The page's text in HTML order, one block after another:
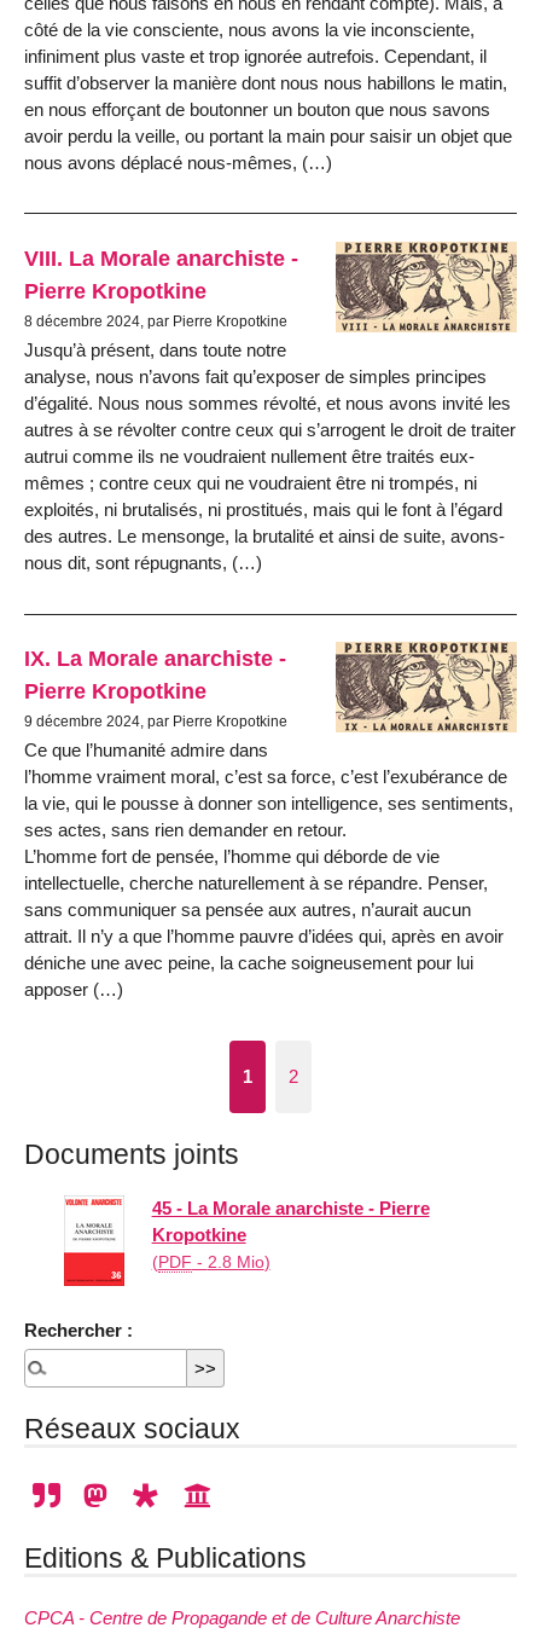
côté de la vie consciente, nous avons la vie inconsciente,
infiniment plus vaste et trop ignorée autrefois. Cependant, il
suffit d’observer la manière dont nous nous habillons le matin,
en nous efforçant de boutonner un bouton que nous savons
avoir perdu la veille, ou portant la main pour saisir un objet que
nous avons déplacé nous-mêmes, (…)
VIII. La Morale anarchiste -
Pierre Kropotkine
8 décembre 2024, par Pierre Kropotkine
Jusqu’à présent, dans toute notre
analyse, nous n’avons fait qu’exposer de simples principes
d’égalité. Nous nous sommes révolté, et nous avons invité les
autres à se révolter contre ceux qui s’arrogent le droit de traiter
autrui comme ils ne voudraient nullement être traités eux-
mêmes ; contre ceux qui ne voudraient être ni trompés, ni
exploités, ni brutalisés, ni prostitués, mais qui le font à l’égard
des autres. Le mensonge, la brutalité et ainsi de suite, avons-
nous dit, sont répugnants, (…)
IX. La Morale anarchiste -
Pierre Kropotkine
9 décembre 2024, par Pierre Kropotkine
Ce que l’humanité admire dans
l’homme vraiment moral, c’est sa force, c’est l’exubérance de
la vie, qui le pousse à donner son intelligence, ses sentiments,
ses actes, sans rien demander en retour.
L’homme fort de pensée, l’homme qui déborde de vie
intellectuelle, cherche naturellement à se répandre. Penser,
sans communiquer sa pensée aux autres, n’aurait aucun
attrait. Il n’y a que l’homme pauvre d’idées qui, après en avoir
déniche une avec peine, la cache soigneusement pour lui
apposer (…)
1 2
Documents joints
45 - La Morale anarchiste - Pierre
Kropotkine
(PDF - 2.8 Mio)
Rechercher :
Réseaux sociaux
Editions & Publications
CPCA - Centre de Propagande et de Culture Anarchiste